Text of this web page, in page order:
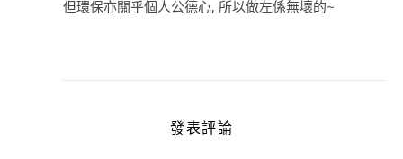
但環保亦關乎個人公德心, 所以做左係無壞的~
發表評論